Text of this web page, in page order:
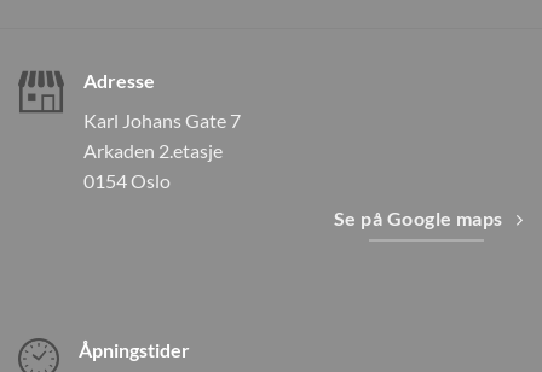
Adresse
Karl Johans Gate 7
Arkaden 2.etasje
0154 Oslo
Se på Google maps
Åpningstider